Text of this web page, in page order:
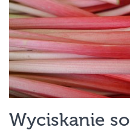
Wyciskanie